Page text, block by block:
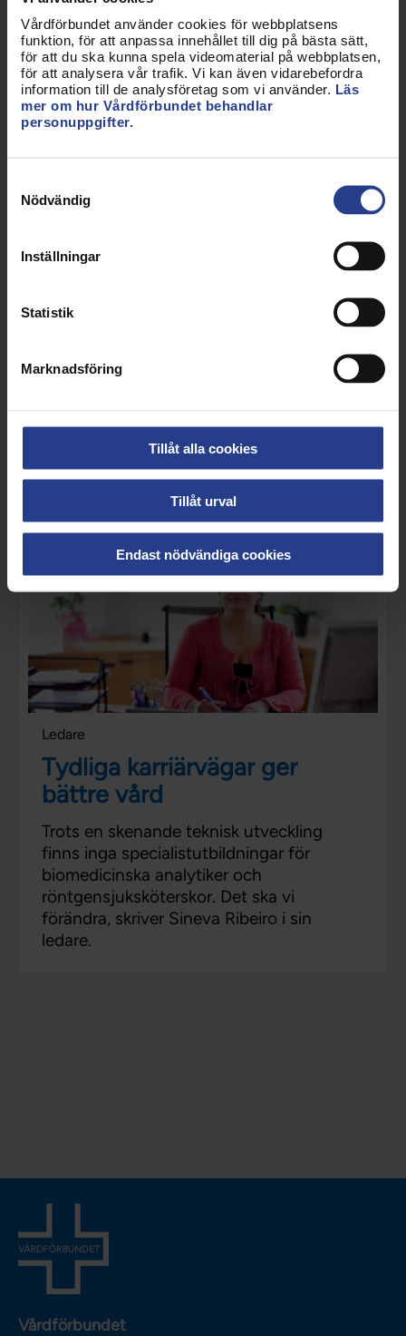
Vårdförbundet använder cookies för webbplatsens
funktion, för att anpassa innehållet till dig på bästa sätt,
för att du ska kunna spela videomaterial på webbplatsen,
för att analysera vår trafik. Vi kan även vidarebefordra
information till de analysföretag som vi använder. Läs
mer om hur Vårdförbundet behandlar
personuppgifter.
Nödvändig
Inställningar
Statistik
Marknadsföring
Tillåt alla cookies
Tillåt urval
Endast nödvändiga cookies
Utbildningsanställningar i
centralt avtal
Satsning på
specialistsjuksköterskor
Ledare
Tydliga karriärvägar ger
bättre vård
Trots en skenande teknisk utveckling
finns inga specialistutbildningar för
biomedicinska analytiker och
röntgensjuksköterskor. Det ska vi
förändra, skriver Sineva Ribeiro i sin
ledare.
Vårdförbundet